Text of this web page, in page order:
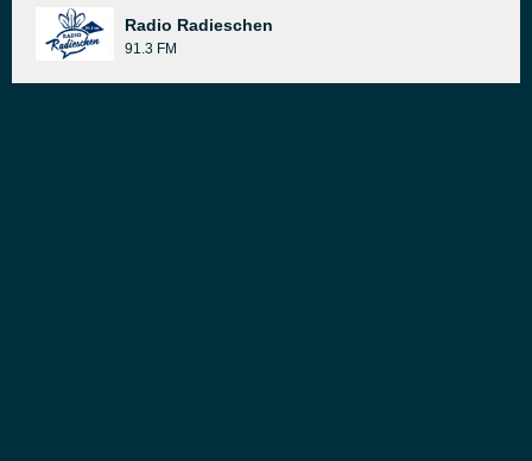
Radio Radieschen
91.3 FM